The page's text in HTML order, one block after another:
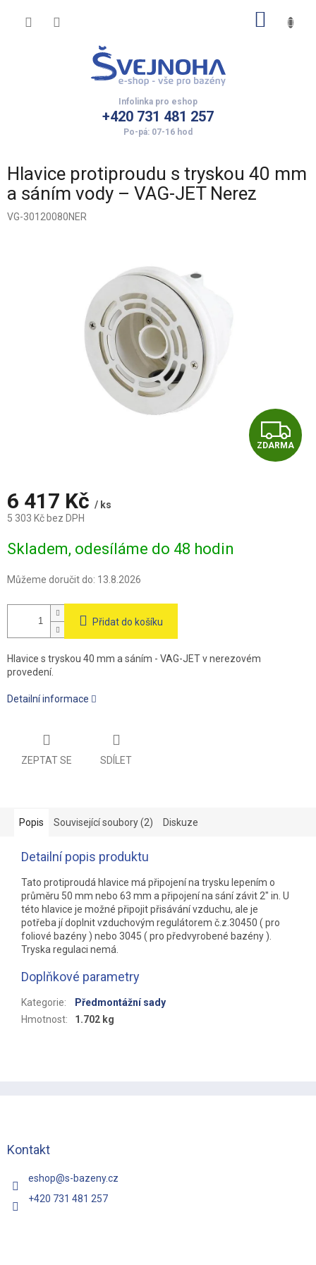
+420 731 481 257
Hlavice protiproudu s tryskou 40 mm
a sáním vody – VAG-JET Nerez
VG-30120080NER
Z
D
ZDARMA
6 417 Kč / ks
5 303 Kč bez DPH
cena:
Skladem, odesíláme do 48 hodin
Můžeme doručit do: 13.8.2026
Přidat do košíku
Hlavice s tryskou 40 mm a sáním - VAG-JET v nerezovém
provedení.
Detailní informace
ZEPTAT SE SDÍLET
Popis Související soubory (2) Diskuze
Detailní popis produktu
Tato protiproudá hlavice má připojení na trysku lepením o
průměru 50 mm nebo 63 mm a připojení na sání závit 2" in. U
této hlavice je možné připojit přisávání vzduchu, ale je
potřeba jí doplnit vzduchovým regulátorem č.z.30450 ( pro
foliové bazény ) nebo 3045 ( pro předvyrobené bazény ).
Tryska regulaci nemá.
Doplňkové parametry
Kategorie:
Předmontážní sady
Hmotnost: 1.702 kg
Kontakt
eshop@s-bazeny.cz
+420 731 481 257